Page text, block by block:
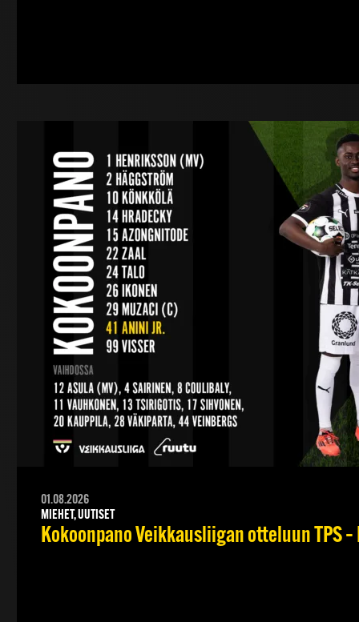
01.08.2026
MIEHET, UUTISET
Kokoonpano Veikkausliigan otteluun TPS